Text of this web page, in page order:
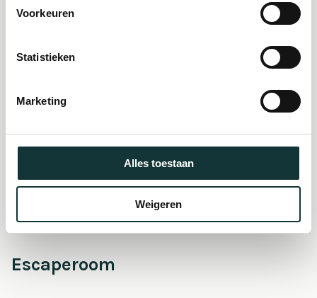
Voorkeuren
Statistieken
Marketing
Alles toestaan
Weigeren
Auditie
De Pieterskerk als
Onderhoud &
Escaperoom